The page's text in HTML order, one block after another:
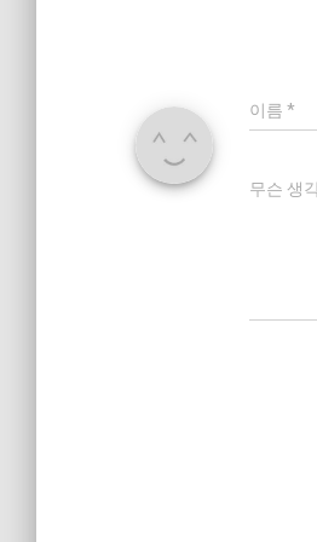
이름 *
무슨 생